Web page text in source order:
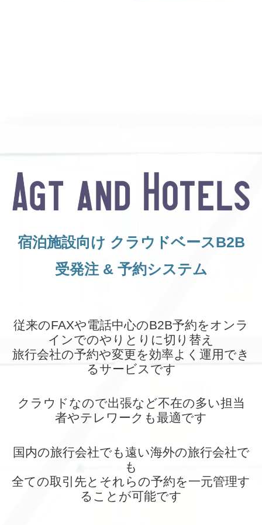
宿泊施設向け クラウドベースB2B
受発注 & 予約システム
従来のFAXや電話中心のB2B予約をオンラ
インでのやりとりに切り替え
旅行会社の予約や変更を効率よく運用でき
るサービスです
クラウドなので出張など不在の多い担当
者やテレワークも最適です
国内の旅行会社でも遠い海外の旅行会社で
も
全ての取引先とそれらの予約を一元管理す
ることが可能です